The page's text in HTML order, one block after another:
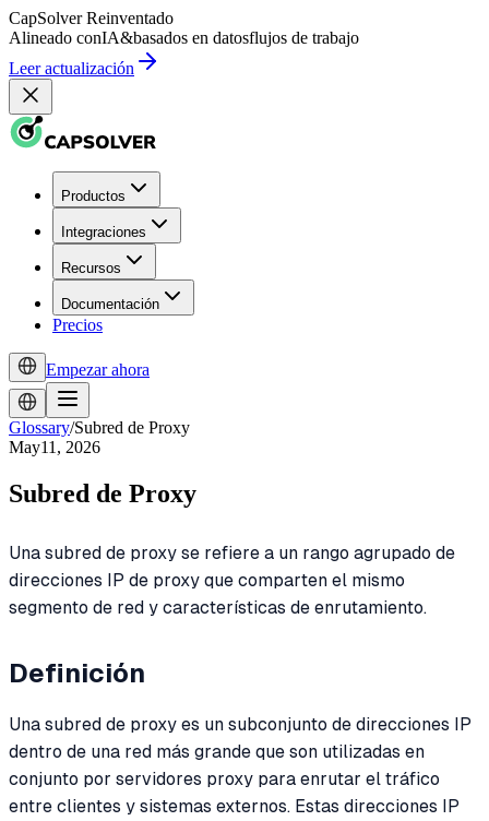
CapSolver Reinventado
Alineado conIA&basados en datosflujos de trabajo
Leer actualización
Productos
Integraciones
Recursos
Documentación
Precios
Empezar ahora
Glossary/Subred de Proxy
May11, 2026
Subred de Proxy
Una subred de proxy se refiere a un rango agrupado de
direcciones IP de proxy que comparten el mismo
segmento de red y características de enrutamiento.
Definición
Una subred de proxy es un subconjunto de direcciones IP
dentro de una red más grande que son utilizadas en
conjunto por servidores proxy para enrutar el tráfico
entre clientes y sistemas externos. Estas direcciones IP